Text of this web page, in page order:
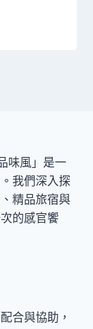
味風」是一
我們深入探
精品旅宿與
的感官饗
合與協助，